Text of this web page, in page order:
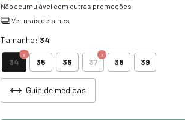
Não acumulável com outras promoções
Ver mais detalhes
Tamanho: 34
34 35 36 37 38 39
Guia de medidas